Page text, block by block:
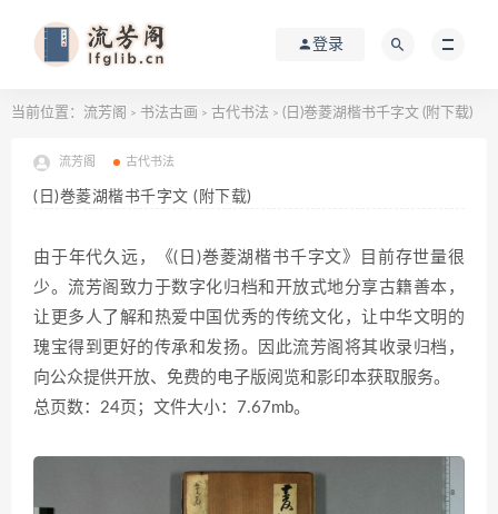
登录
当前位置： 流芳阁 > 书法古画 > 古代书法 > (日)巻菱湖楷书千字文 (附下载)
流芳阁 古代书法
(日)巻菱湖楷书千字文 (附下载)
由于年代久远，《(日)巻菱湖楷书千字文》目前存世量很
少。流芳阁致力于数字化归档和开放式地分享古籍善本，
让更多人了解和热爱中国优秀的传统文化，让中华文明的
瑰宝得到更好的传承和发扬。因此流芳阁将其收录归档，
向公众提供开放、免费的电子版阅览和影印本获取服务。
总页数：24页；文件大小：7.67mb。